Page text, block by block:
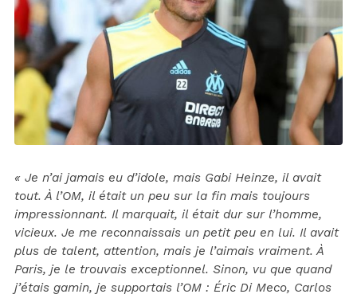
« Je n’ai jamais eu d’idole, mais Gabi Heinze, il avait
tout. À l’OM, il était un peu sur la fin mais toujours
impressionnant. Il marquait, il était dur sur l’homme,
vicieux. Je me reconnaissais un petit peu en lui. Il avait
plus de talent, attention, mais je l’aimais vraiment. À
Paris, je le trouvais exceptionnel. Sinon, vu que quand
j’étais gamin, je supportais l’OM : Éric Di Meco, Carlos